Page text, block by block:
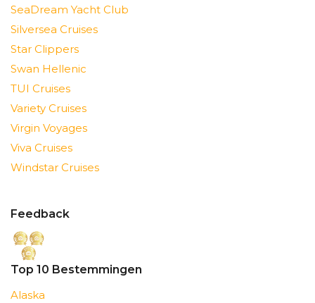
SeaDream Yacht Club
Silversea Cruises
Star Clippers
Swan Hellenic
TUI Cruises
Variety Cruises
Virgin Voyages
Viva Cruises
Windstar Cruises
Feedback
Top 10 Bestemmingen
Alaska